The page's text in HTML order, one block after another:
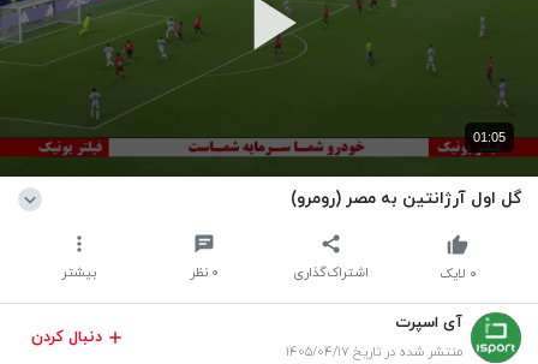
01:05
گل اول آرژانتین به مصر (رومرو)
اشتراک‌گذاری ۰ نظر بیشتر ۰ لایک
آی اسپرت
منتشر شده در تاریخ ۱۴۰۵/۰۴/۱۷
دنبال کردن